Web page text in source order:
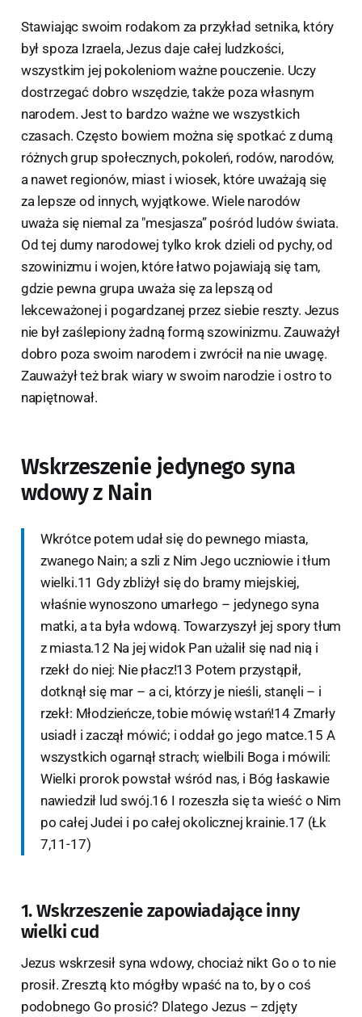
Stawiając swoim rodakom za przykład setnika, który
był spoza Izraela, Jezus daje całej ludzkości,
wszystkim jej pokoleniom ważne pouczenie. Uczy
dostrzegać dobro wszędzie, także poza własnym
narodem. Jest to bardzo ważne we wszystkich
czasach. Często bowiem można się spotkać z dumą
różnych grup społecznych, pokoleń, rodów, narodów,
a nawet regionów, miast i wiosek, które uważają się
za lepsze od innych, wyjątkowe. Wiele narodów
uważa się niemal za "mesjasza” pośród ludów świata.
Od tej dumy narodowej tylko krok dzieli od pychy, od
szowinizmu i wojen, które łatwo pojawiają się tam,
gdzie pewna grupa uważa się za lepszą od
lekceważonej i pogardzanej przez siebie reszty. Jezus
nie był zaślepiony żadną formą szowinizmu. Zauważył
dobro poza swoim narodem i zwrócił na nie uwagę.
Zauważył też brak wiary w swoim narodzie i ostro to
napiętnował.
Wskrzeszenie jedynego syna
wdowy z Nain
Wkrótce potem udał się do pewnego miasta,
zwanego Nain; a szli z Nim Jego uczniowie i tłum
wielki.11 Gdy zbliżył się do bramy miejskiej,
właśnie wynoszono umarłego – jedynego syna
matki, a ta była wdową. Towarzyszył jej spory tłum
z miasta.12 Na jej widok Pan użalił się nad nią i
rzekł do niej: Nie płacz!13 Potem przystąpił,
dotknął się mar – a ci, którzy je nieśli, stanęli – i
rzekł: Młodzieńcze, tobie mówię wstań!14 Zmarły
usiadł i zaczął mówić; i oddał go jego matce.15 A
wszystkich ogarnął strach; wielbili Boga i mówili:
Wielki prorok powstał wśród nas, i Bóg łaskawie
nawiedził lud swój.16 I rozeszła się ta wieść o Nim
po całej Judei i po całej okolicznej krainie.17 (Łk
7,11-17)
1. Wskrzeszenie zapowiadające inny
wielki cud
Jezus wskrzesił syna wdowy, chociaż nikt Go o to nie
prosił. Zresztą kto mógłby wpaść na to, by o coś
podobnego Go prosić? Dlatego Jezus – zdjęty